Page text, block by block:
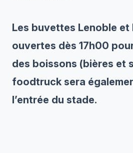
Les buvettes Lenoble
ouvertes dès 17h00
des boissons (bières et
foodtruck sera
l’entrée du stade.